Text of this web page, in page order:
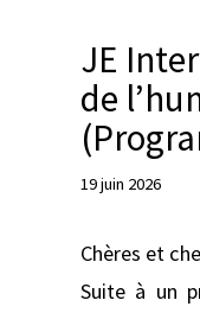
r
JE
de
19 juin 2026
Chères et
Suite à un